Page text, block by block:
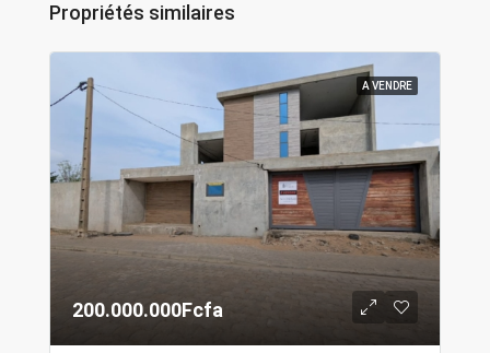
Propriétés similaires
A VENDRE
200.000.000Fcfa